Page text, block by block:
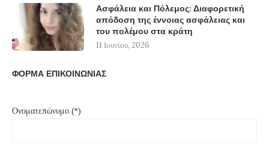
Ασφάλεια και Πόλεμος: Διαφορετική
απόδοση της έννοιας ασφάλειας και
του πολέμου στα κράτη
11 Ιουνίου, 2026
ΦΟΡΜΑ ΕΠΙΚΟΙΝΩΝΙΑΣ
Ονοματεπώνυμο (*)